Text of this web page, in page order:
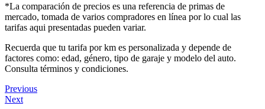
*La comparación de precios es una referencia de primas de
mercado, tomada de varios compradores en línea por lo cual las
tarifas aqui presentadas pueden variar.
Recuerda que tu tarifa por km es personalizada y depende de
factores como: edad, género, tipo de garaje y modelo del auto.
Consulta términos y condiciones.
Previous
Next